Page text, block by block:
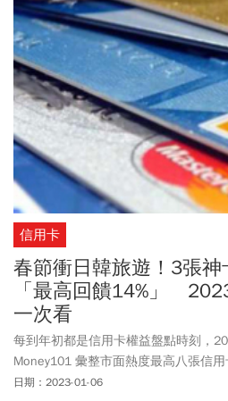
進行，預計2026年才會開放服務。
信用卡
春節衝日韓旅遊！3張神
「最高回饋14%」
一次看
每到年初都是信用卡權益盤點時刻，
Money101 彙整市面熱度最高八張信
民眾參考是否該剪卡。其中，隨著農曆
日期：2023-01-06